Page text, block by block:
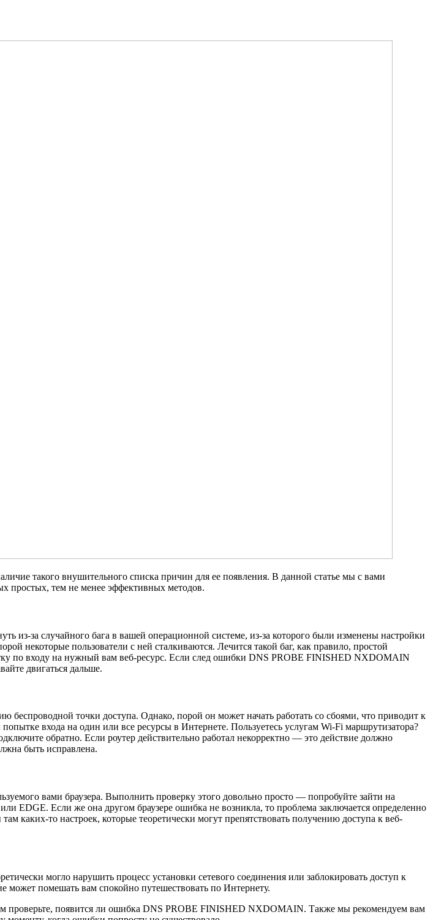
такого внушительного списка причин для ее появления. В данной статье мы с вами
простых, тем не менее эффективных методов.
за случайного бага в вашей операционной системе, из-за которого были изменены настройки
некоторые пользователи с ней сталкиваются. Лечится такой баг, как правило, простой
по входу на нужный вам веб-ресурс. Если след ошибки DNS PROBE FINISHED NXDOMAIN
двигаться дальше.
беспроводной точки доступа. Однако, порой он может начать работать со сбоями, что приводит к
входа на один или все ресурсы в Интернете. Пользуетесь услугам Wi-Fi маршрутизатора?
обратно. Если роутер действительно работал некорректно — это действие должно
быть исправлена.
вами браузера. Выполнить проверку этого довольно просто — попробуйте зайти на
EDGE. Если же она другом браузере ошибка не возникла, то проблема заключается определенно
каких-то настроек, которые теоретически могут препятствовать получению доступа к веб-
могло нарушить процесс установки сетевого соединения или заблокировать доступ к
может помешать вам спокойно путешествовать по Интернету.
проверьте, появится ли ошибка DNS PROBE FINISHED NXDOMAIN. Также мы рекомендуем вам